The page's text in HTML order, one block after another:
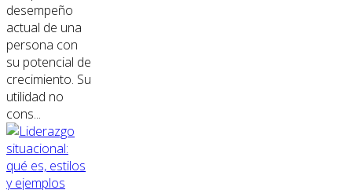
desempeño
actual de una
persona con
su potencial de
crecimiento. Su
utilidad no
cons...